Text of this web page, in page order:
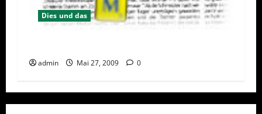
Dies und das
admin Mai 27, 2009 0